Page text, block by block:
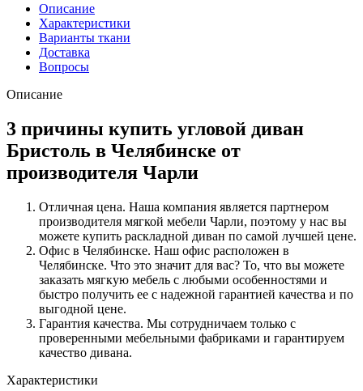
Описание
Характеристики
Варианты ткани
Доставка
Вопросы
Описание
3 причины купить угловой диван
Бристоль в Челябинске от
производителя Чарли
Отличная цена. Наша компания является партнером
производителя мягкой мебели Чарли, поэтому у нас вы
можете купить раскладной диван по самой лучшей цене.
Офис в Челябинске. Наш офис расположен в
Челябинске. Что это значит для вас? То, что вы можете
заказать мягкую мебель с любыми особенностями и
быстро получить ее с надежной гарантией качества и по
выгодной цене.
Гарантия качества. Мы сотрудничаем только с
проверенными мебельными фабриками и гарантируем
качество дивана.
Характеристики